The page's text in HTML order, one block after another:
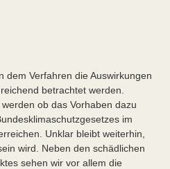
dem Verfahren die Auswirkungen
betrachtet werden.
ob das Vorhaben dazu
im
Unklar bleibt weiterhin,
wird. Neben den schädlichen
sehen wir vor allem die